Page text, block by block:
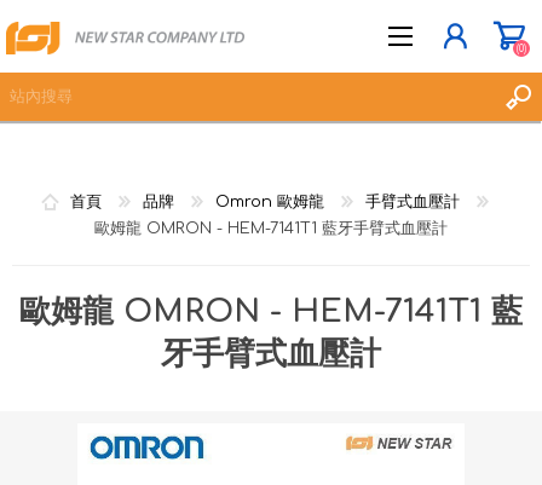
立即登記
(0)
首頁 品牌 Omron 歐姆龍
手臂式血壓計
歐姆龍 OMRON - HEM-7141T1 藍牙手臂式血壓計
歐姆龍 OMRON - HEM-7141T1 藍
牙手臂式血壓計